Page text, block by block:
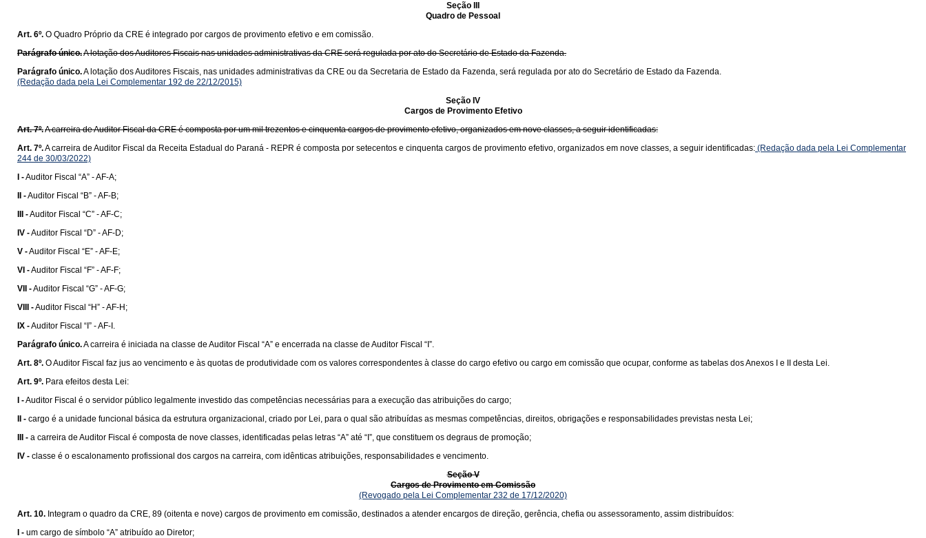
Seção III
Quadro de Pessoal
Art. 6º. O Quadro Próprio da CRE é integrado por cargos de provimento efetivo e em comissão.
Parágrafo único.A lotação dos Auditores Fiscais nas unidades administrativas da CRE será regulada por ato do Secretário de Estado da Fazenda.
Parágrafo único.A lotação dos Auditores Fiscais, nas unidades administrativas da CRE ou da Secretaria de Estado da Fazenda, será regulada por ato do Secretário de Estado da Fazenda.
(Redação dada pela Lei Complementar 192 de 22/12/2015)
Seção IV
Cargos de Provimento Efetivo
Art. 7º.A carreira de Auditor Fiscal da CRE é composta por um mil trezentos e cinquenta cargos de provimento efetivo, organizados em nove classes, a seguir identificadas:
Art. 7º.A carreira de Auditor Fiscal da Receita Estadual do Paraná - REPR é composta por setecentos e cinquenta cargos de provimento efetivo, organizados em nove classes, a seguir identificadas: (Redação dada pela Lei Complementar
244 de 30/03/2022)
I -Auditor Fiscal “A” - AF-A;
II -Auditor Fiscal “B” - AF-B;
III -Auditor Fiscal “C” - AF-C;
IV -Auditor Fiscal “D” - AF-D;
V -Auditor Fiscal “E” - AF-E;
VI -Auditor Fiscal “F” - AF-F;
VII -Auditor Fiscal “G” - AF-G;
VIII -Auditor Fiscal “H” - AF-H;
IX -Auditor Fiscal “I” - AF-I.
Parágrafo único.A carreira é iniciada na classe de Auditor Fiscal “A” e encerrada na classe de Auditor Fiscal “I”.
Art. 8º. O Auditor Fiscal faz jus ao vencimento e às quotas de produtividade com os valores correspondentes à classe do cargo efetivo ou cargo em comissão que ocupar, conforme as tabelas dos Anexos I e II desta Lei.
Art. 9º. Para efeitos desta Lei:
I -Auditor Fiscal é o servidor público legalmente investido das competências necessárias para a execução das atribuições do cargo;
II - cargo é a unidade funcional básica da estrutura organizacional, criado por Lei, para o qual são atribuídas as mesmas competências, direitos, obrigações e responsabilidades previstas nesta Lei;
III - a carreira de Auditor Fiscal é composta de nove classes, identificadas pelas letras “A” até “I”, que constituem os degraus de promoção;
IV - classe é o escalonamento profissional dos cargos na carreira, com idênticas atribuições, responsabilidades e vencimento.
Seção V
Cargos de Provimento em Comissão
(Revogado pela Lei Complementar 232 de 17/12/2020)
Art. 10. Integram o quadro da CRE, 89 (oitenta e nove) cargos de provimento em comissão, destinados a atender encargos de direção, gerência, chefia ou assessoramento, assim distribuídos:
I - um cargo de símbolo “A” atribuído ao Diretor;